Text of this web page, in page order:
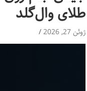
طلای وال‌گلد
ژوئن 27, 2026